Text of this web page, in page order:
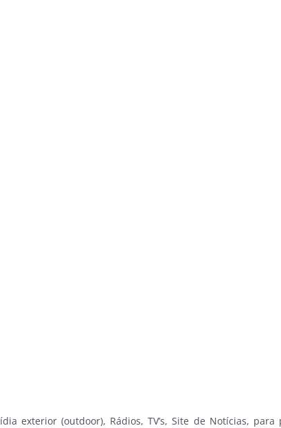
exterior (outdoor), Rádios, TV’s, Site de Notícias,